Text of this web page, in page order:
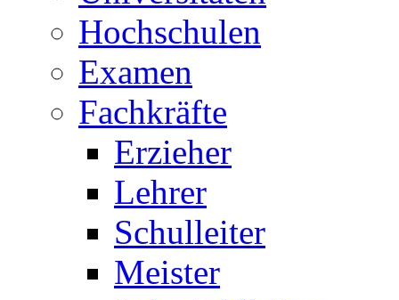
Hochschulen
Examen
Fachkräfte
Erzieher
Lehrer
Schulleiter
Meister